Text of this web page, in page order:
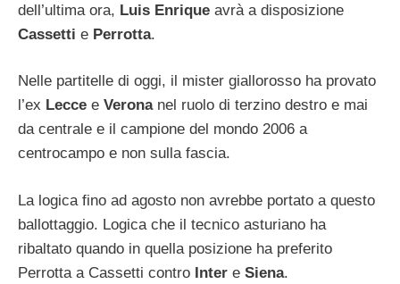
dell’ultima ora, Luis Enrique avrà a disposizione
Cassetti e Perrotta.
Nelle partitelle di oggi, il mister giallorosso ha provato
l’ex Lecce e Veronanel ruolo di terzino destro e mai
da centrale e il campione del mondo 2006 a
centrocampo e non sulla fascia.
La logica fino ad agosto non avrebbe portato a questo
ballottaggio. Logica che il tecnico asturiano ha
ribaltato quando in quella posizione ha preferito
Perrotta a Cassetti contro Inter e Siena.